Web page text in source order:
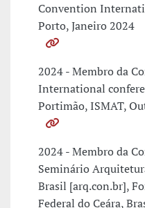
Convention
Porto, Janeiro 2024
2024 - Membro da
International
Portimão, ISMAT,
2024 - Membro da
Seminário
Brasil [arq.con.br],
Federal do Ceára,